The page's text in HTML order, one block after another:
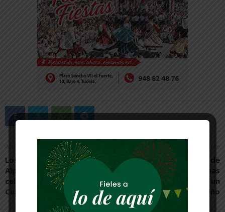
Artículo anterior
Los peques del Uvesa-
Alpico Ribera Navarra
celebran la Fiesta de Fin de
Curso
Artículo siguiente
Corella abre este fin de
semana sus piscinas
municipales estrenando un
nuevo vaso de baño